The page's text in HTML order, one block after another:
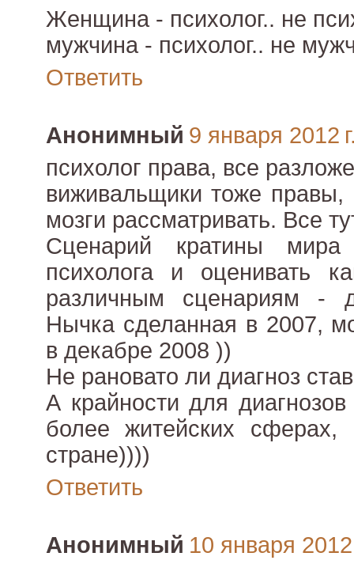
Женщина - психолог.. не
мужчина - психолог.. не
Ответить
Анонимный 9 января 2012
психолог права, все
виживальщики тоже правы,
мозги рассматривать. Все
Сценарий кратины
психолога и оценивать
различным сценариям -
Нычка сделанная в 2007,
в декабре 2008 ))
Не рановато ли диагноз
А крайности для
более житейских
стране))))
Ответить
Анонимный 10 января